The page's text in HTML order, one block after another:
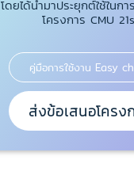
โดยได้นำมาประยุกต์ใช้ในก
โครงการ CMU
ส่งข้อเสนอโครง
คู่มือการใช้งาน Easy